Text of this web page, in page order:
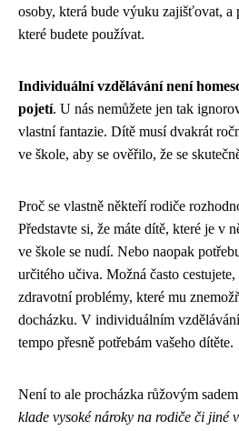
osoby, která bude výuku zajišťovat, a
které budete používat.
Individuální vzdělávání není
pojetí. U nás nemůžete jen tak
vlastní fantazie. Dítě musí dvakrát
ve škole, aby se ověřilo, že se
Proč se vlastně někteří rodiče
Představte si, že máte dítě, které je v
ve škole se nudí. Nebo naopak
určitého učiva. Možná často cestujete,
zdravotní problémy, které mu
docházku. V individuálním
tempo přesně potřebám vašeho dítěte.
Není to ale procházka růžovým
klade vysoké nároky na rodiče či jiné